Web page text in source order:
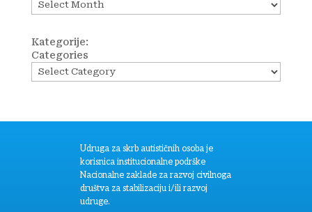
Kategorije:
Categories
Udruga za skrb autističnih osoba je
korisnica institucionalne podrške
Nacionalne zaklade za razvoj civilnoga
društva za stabilizaciju i/ili razvoj
udruge.